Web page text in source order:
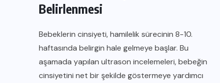
Belirlenmesi
Bebeklerin cinsiyeti, hamilelik sürecinin 8-10.
haftasında belirgin hale gelmeye başlar. Bu
aşamada yapılan ultrason incelemeleri, bebeğin
cinsiyetini net bir şekilde göstermeye yardımcı